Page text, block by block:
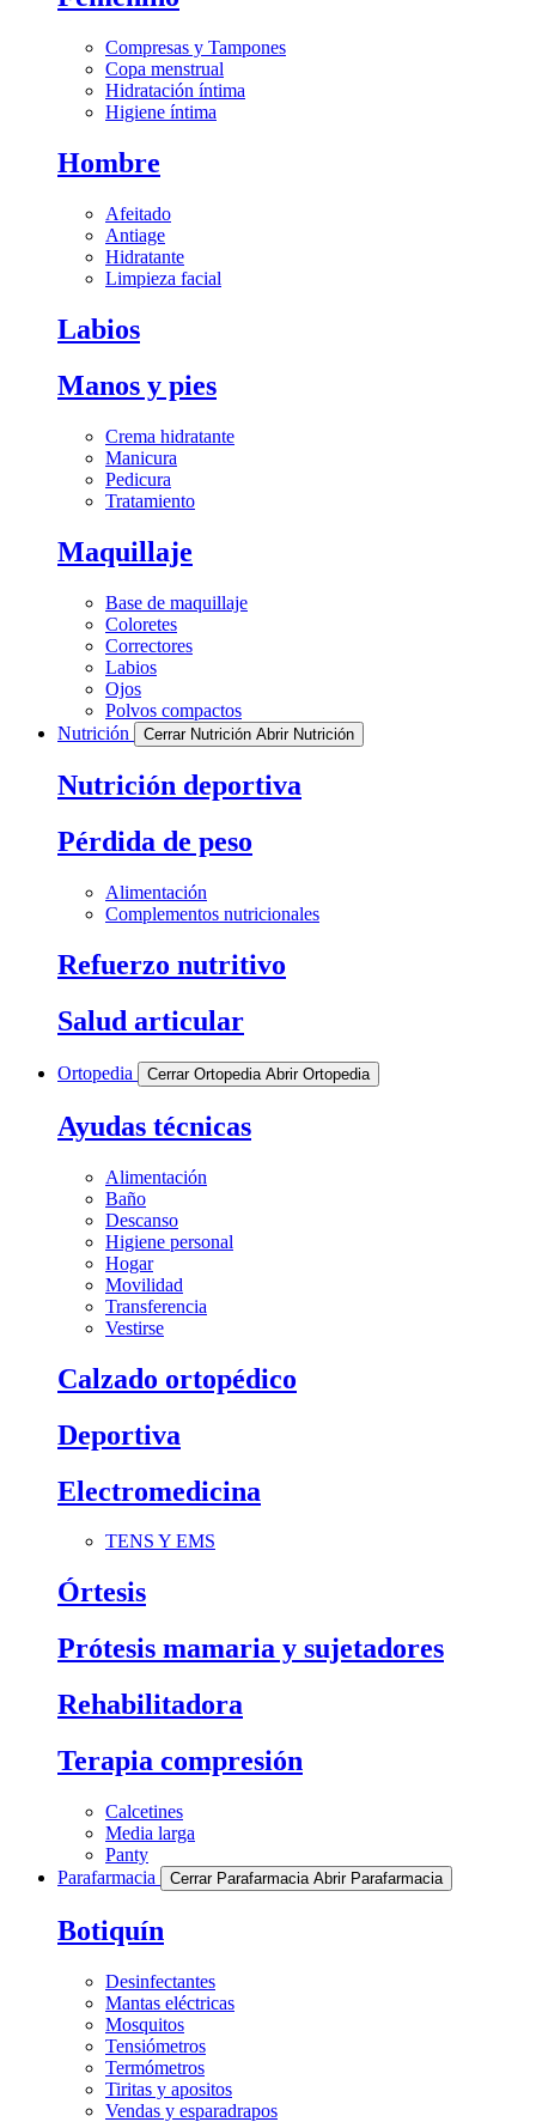
Compresas y Tampones
Copa menstrual
Hidratación íntima
Higiene íntima
Hombre
Afeitado
Antiage
Hidratante
Limpieza facial
Labios
Manos y pies
Crema hidratante
Manicura
Pedicura
Tratamiento
Maquillaje
Base de maquillaje
Coloretes
Correctores
Labios
Ojos
Polvos compactos
Nutrición
Cerrar Nutrición Abrir Nutrición
Nutrición deportiva
Pérdida de peso
Alimentación
Complementos nutricionales
Refuerzo nutritivo
Salud articular
Ortopedia Cerrar Ortopedia Abrir Ortopedia
Ayudas técnicas
Alimentación
Baño
Descanso
Higiene personal
Hogar
Movilidad
Transferencia
Vestirse
Calzado ortopédico
Deportiva
Electromedicina
TENS Y EMS
Órtesis
Prótesis mamaria y sujetadores
Rehabilitadora
Terapia compresión
Calcetines
Media larga
Panty
Parafarmacia
Cerrar Parafarmacia Abrir Parafarmacia
Botiquín
Desinfectantes
Mantas eléctricas
Mosquitos
Tensiómetros
Termómetros
Tiritas y apositos
Vendas y esparadrapos